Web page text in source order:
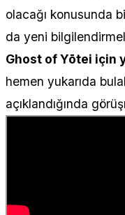
olacağı konusunda
da yeni
Ghost of Yōtei için
hemen yukarıda
açıklandığında